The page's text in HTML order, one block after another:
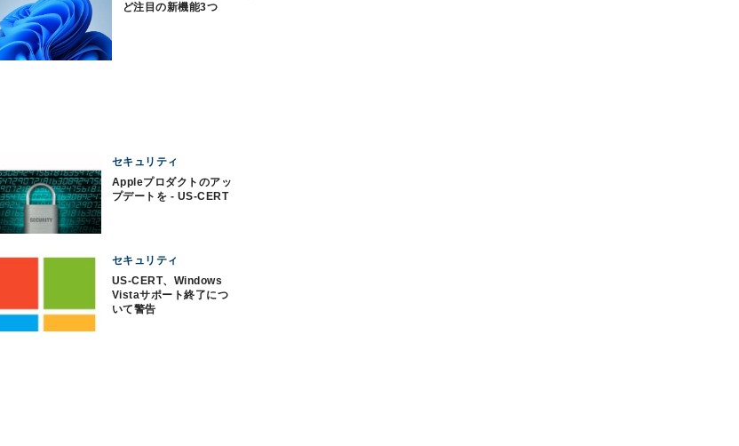
ど注目の新機能3つ
セキュリティ
Appleプロダクトのアッ
プデートを - US-CERT
セキュリティ
US-CERT、Windows
Vistaサポート終了につ
いて警告